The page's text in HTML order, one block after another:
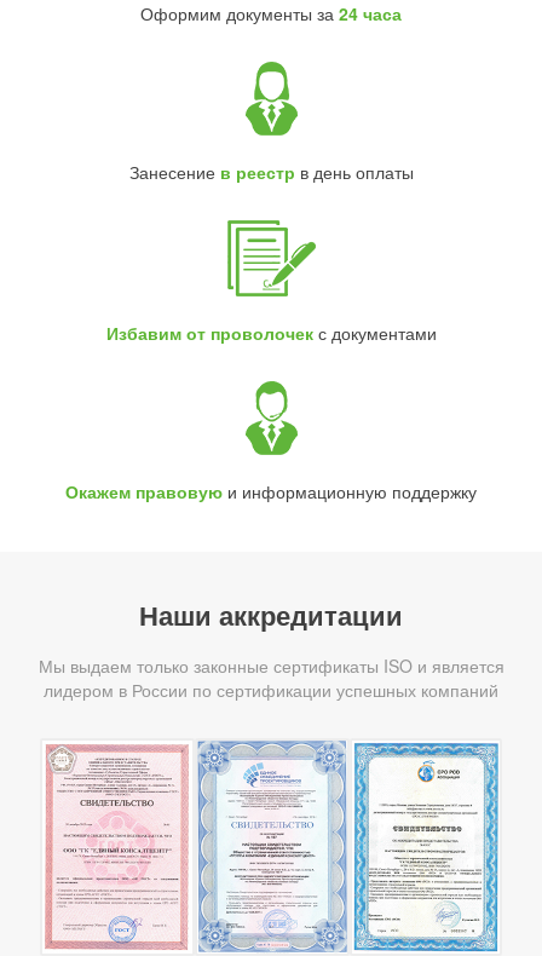
Оформим документы за 24 часа
Занесение в реестр в день оплаты
Избавим от проволочекс документами
Окажем правовую и информационную поддержку
Наши аккредитации
Мы выдаем только законные сертификаты ISO и является
лидером в России по сертификации успешных компаний